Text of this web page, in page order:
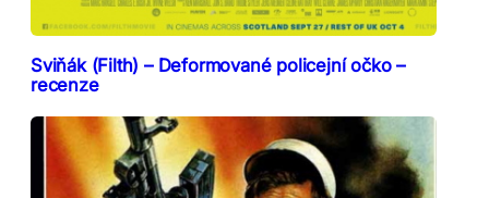
Sviňák (Filth) – Deformované policejní očko –
recenze